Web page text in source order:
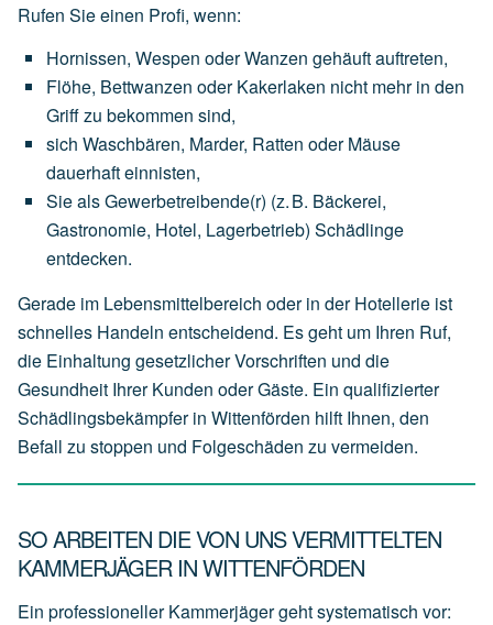
Rufen Sie einen Profi, wenn:
Hornissen, Wespen oderWanzen gehäuftauftreten,
Flöhe, Bettwanzen oder Kakerlaken nicht mehr in den
Griffzu bekommen sind,
sich Waschbären, Marder, Ratten oder Mäuse
dauerhafteinnisten,
SiealsGewerbetreibende(r) (z.B. Bäckerei,
Gastronomie, Hotel, Lagerbetrieb) Schädlinge
entdecken.
Gerade im Lebensmittelbereich oder in der Hotellerie ist
schnelles Handeln entscheidend. Es geht um Ihren Ruf,
die Einhaltung gesetzlicher Vorschriften und die
Gesundheit Ihrer Kunden oder Gäste. Ein qualifizierter
Schädlingsbekämpfer in Wittenförden hilft Ihnen, den
Befall zu stoppen und Folgeschäden zu vermeiden.
SO ARBEITEN DIE VON UNS VERMITTELTEN
KAMMERJÄGER IN WITTENFÖRDEN
Ein professioneller Kammerjäger geht systematisch vor: